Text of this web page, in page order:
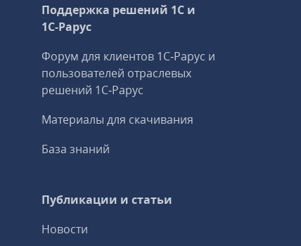
Поддержка решений 1С и
1С‑Рарус
Форум для клиентов 1С‑Рарус и
пользователей отраслевых
решений 1С‑Рарус
Материалы для скачивания
База знаний
Публикации и статьи
Новости